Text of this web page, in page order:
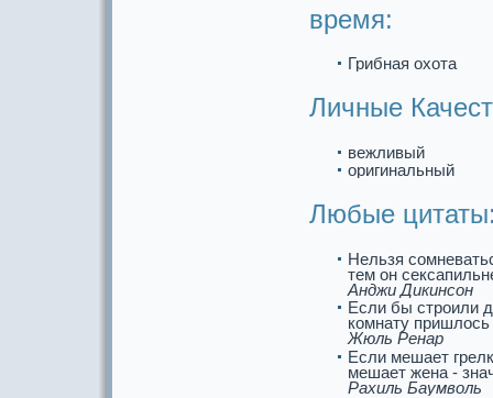
время:
Грибная охота
Личные
вежливый
оригинальный
Любые
Нельзя
тем он
Анджи Дикинсон
Если бы строили
комнату
Жюль Ренар
Если мешает
мешает жена -
Рахиль Баумволь